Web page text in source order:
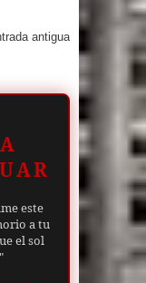
antigua
este
a tu
el sol